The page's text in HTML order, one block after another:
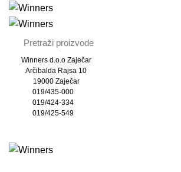
Winners d.o.o Zaječar
Arčibalda Rajsa 10
19000 Zaječar
019/435-000
019/424-334
019/425-549